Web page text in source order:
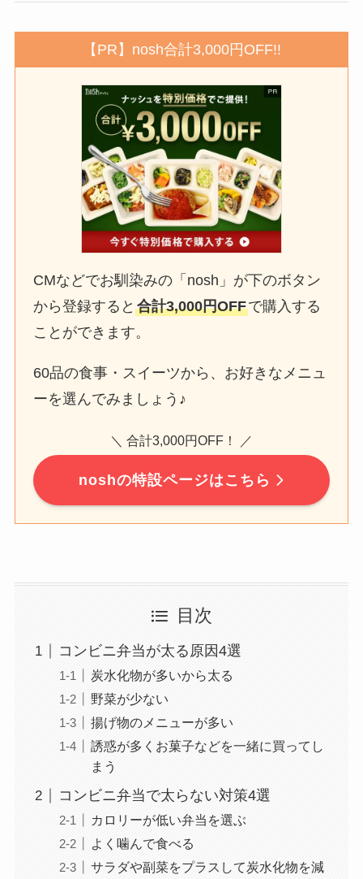
【PR】nosh合計3,000円OFF!!
CMなどでお馴染みの「nosh」が下のボタン
から登録すると合計3,000円OFFで購入する
ことができます。
60品の食事・スイーツから、お好きなメニュ
ーを選んでみましょう♪
＼ 合計3,000円OFF！ ／
noshの特設ページはこちら
目次
コンビニ弁当が太る原因4選
炭水化物が多いから太る
野菜が少ない
揚げ物のメニューが多い
誘惑が多くお菓子などを一緒に買ってし
まう
コンビニ弁当で太らない対策4選
カロリーが低い弁当を選ぶ
よく噛んで食べる
サラダや副菜をプラスして炭水化物を減